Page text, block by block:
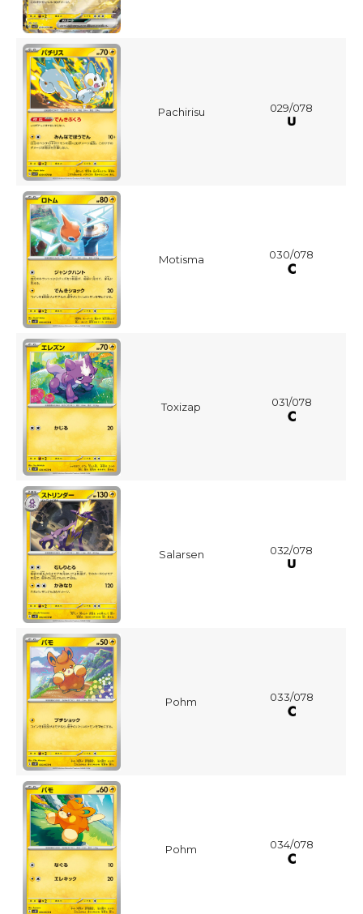
Pachirisu 029/078
Motisma 030/078
Toxizap 031/078
Salarsen 032/078
Pohm 033/078
Pohm 034/078